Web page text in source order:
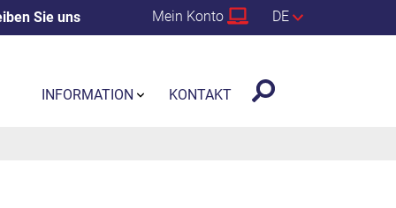
Sie uns Mein Konto DE
INFORMATION KONTAKT